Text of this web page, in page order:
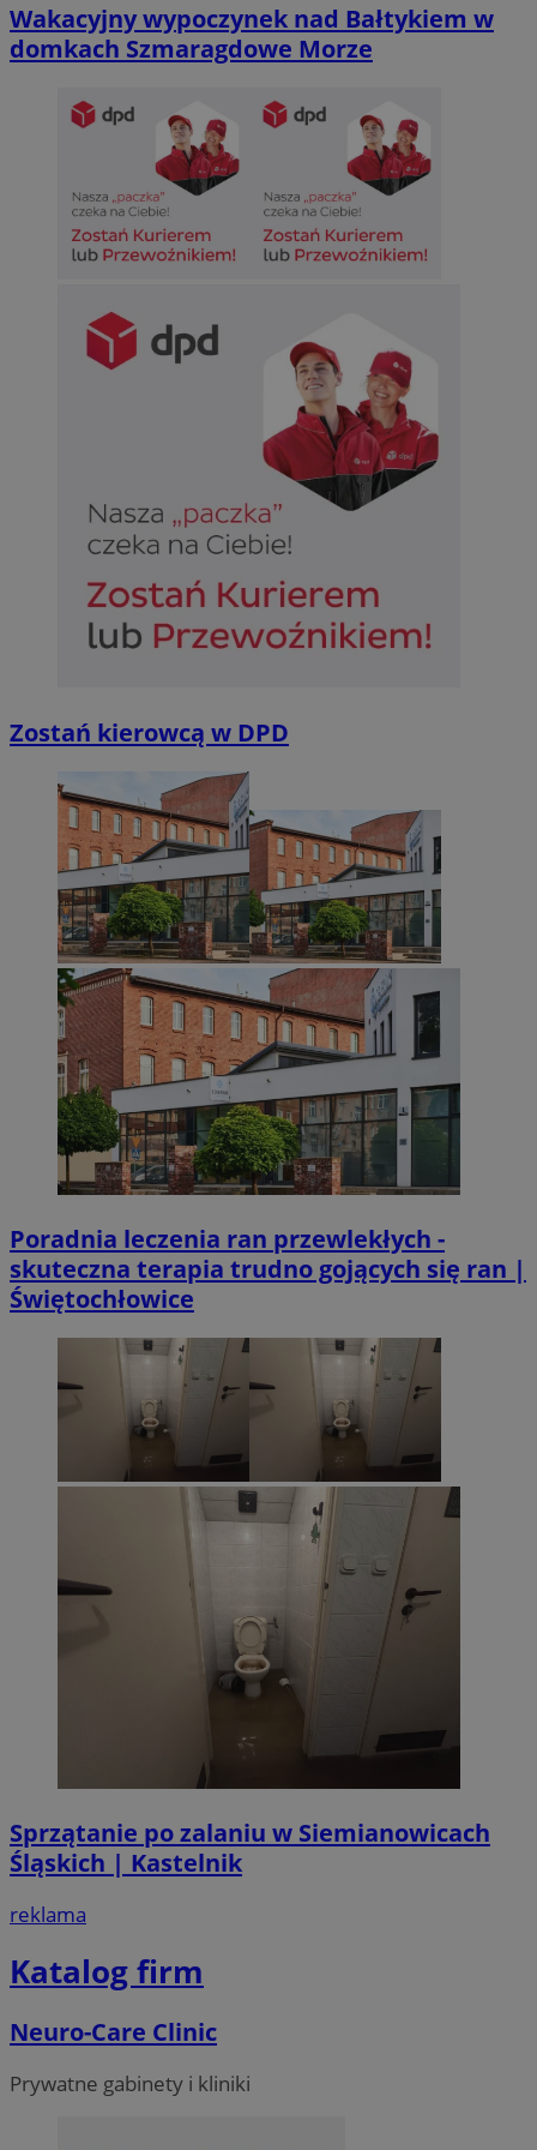
Wakacyjny wypoczynek nad Bałtykiem w
domkach Szmaragdowe Morze
Zostań kierowcą w DPD
Poradnia leczenia ran przewlekłych -
skuteczna terapia trudno gojących się ran |
Świętochłowice
Sprzątanie po zalaniu w Siemianowicach
Śląskich | Kastelnik
reklama
Katalog firm
Neuro-Care Clinic
Prywatne gabinety i kliniki